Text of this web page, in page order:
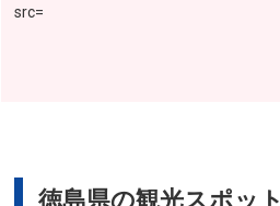
src=
徳島県の観光スポット